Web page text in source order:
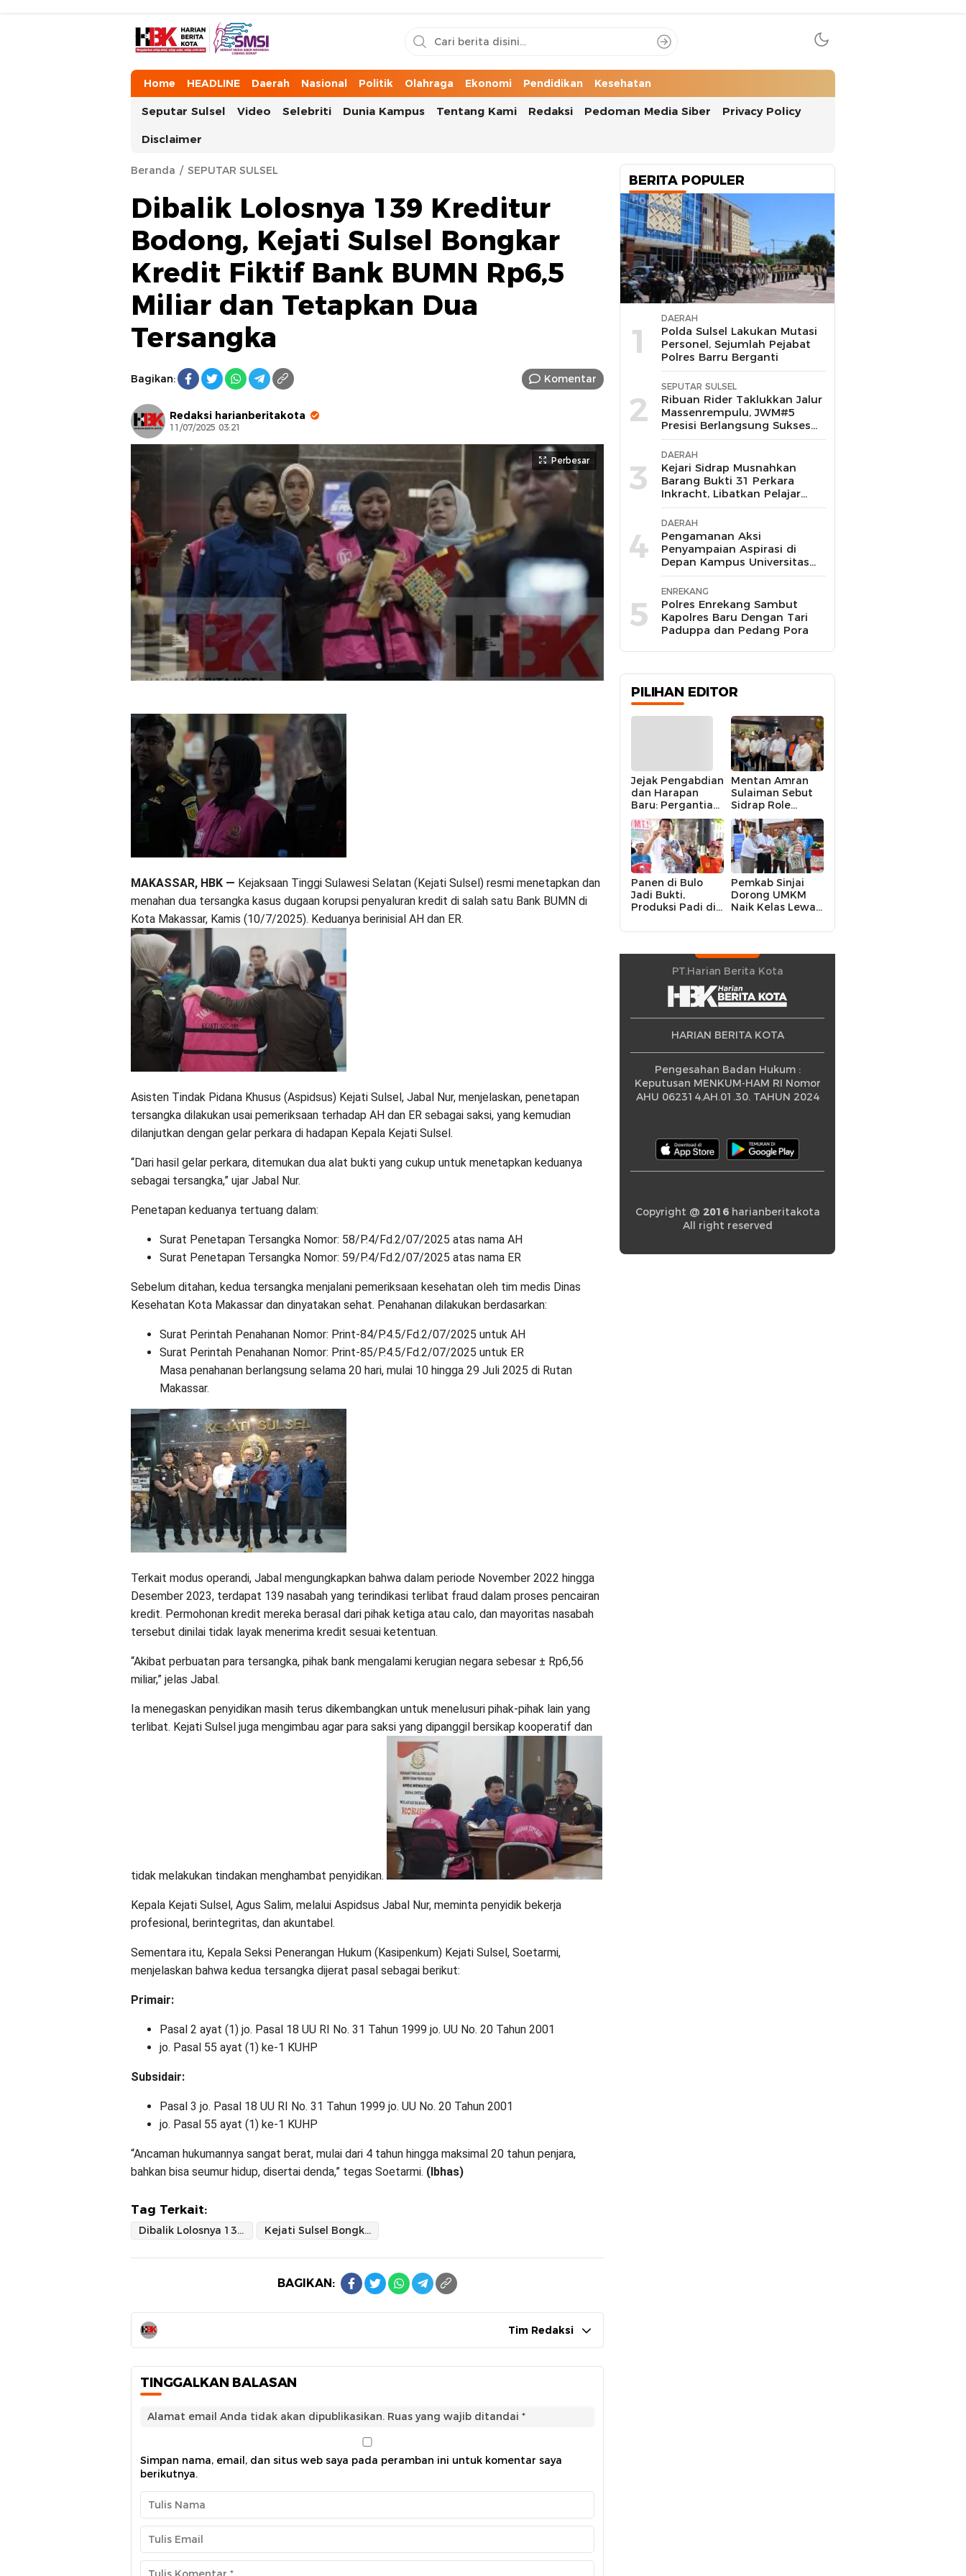
HarianBeritaKota
Mengabarkan Setiap Detil, Sudut, dan Cerita Kota
Home HEADLINE Daerah Nasional Politik Olahraga Ekonomi Pendidikan Kesehatan
Seputar Sulsel Video Selebriti Dunia Kampus Tentang Kami Redaksi Pedoman Media Siber Privacy Policy
Disclaimer
Beranda SEPUTAR SULSEL
Dibalik Lolosnya 139 Kreditur
Bodong, Kejati Sulsel Bongkar
Kredit Fiktif Bank BUMN Rp6,5
Miliar dan Tetapkan Dua
Tersangka
Bagikan: Komentar
Redaksi harianberitakota
11/07/2025 03:21
Perbesar
MAKASSAR, HBK — Kejaksaan Tinggi Sulawesi Selatan (Kejati Sulsel) resmi menetapkan dan
menahan dua tersangka kasus dugaan korupsi penyaluran kredit di salah satu Bank BUMN di
Kota Makassar, Kamis (10/7/2025). Keduanya berinisial AH dan ER.
Asisten Tindak Pidana Khusus (Aspidsus) Kejati Sulsel, Jabal Nur, menjelaskan, penetapan
tersangka dilakukan usai pemeriksaan terhadap AH dan ER sebagai saksi, yang kemudian
dilanjutkan dengan gelar perkara di hadapan Kepala Kejati Sulsel.
“Dari hasil gelar perkara, ditemukan dua alat bukti yang cukup untuk menetapkan keduanya
sebagai tersangka,” ujar Jabal Nur.
Penetapan keduanya tertuang dalam:
Surat Penetapan Tersangka Nomor: 58/P.4/Fd.2/07/2025 atas nama AH
Surat Penetapan Tersangka Nomor: 59/P.4/Fd.2/07/2025 atas nama ER
Sebelum ditahan, kedua tersangka menjalani pemeriksaan kesehatan oleh tim medis Dinas
Kesehatan Kota Makassar dan dinyatakan sehat. Penahanan dilakukan berdasarkan:
Surat Perintah Penahanan Nomor: Print-84/P.4.5/Fd.2/07/2025 untuk AH
Surat Perintah Penahanan Nomor: Print-85/P.4.5/Fd.2/07/2025 untuk ER
Masa penahanan berlangsung selama 20 hari, mulai 10 hingga 29 Juli 2025 di Rutan
Makassar.
Terkait modus operandi, Jabal mengungkapkan bahwa dalam periode November 2022 hingga
Desember 2023, terdapat 139 nasabah yang terindikasi terlibat fraud dalam proses pencairan
kredit. Permohonan kredit mereka berasal dari pihak ketiga atau calo, dan mayoritas nasabah
tersebut dinilai tidak layak menerima kredit sesuai ketentuan.
“Akibat perbuatan para tersangka, pihak bank mengalami kerugian negara sebesar ± Rp6,56
miliar,” jelas Jabal.
Ia menegaskan penyidikan masih terus dikembangkan untuk menelusuri pihak-pihak lain yang
terlibat. Kejati Sulsel juga mengimbau agar para saksi yang dipanggil bersikap kooperatif dan
tidak melakukan tindakan menghambat penyidikan.
Kepala Kejati Sulsel, Agus Salim, melalui Aspidsus Jabal Nur, meminta penyidik bekerja
profesional, berintegritas, dan akuntabel.
Sementara itu, Kepala Seksi Penerangan Hukum (Kasipenkum) Kejati Sulsel, Soetarmi,
menjelaskan bahwa kedua tersangka dijerat pasal sebagai berikut:
Primair:
Pasal 2 ayat (1) jo. Pasal 18 UU RI No. 31 Tahun 1999 jo. UU No. 20 Tahun 2001
jo. Pasal 55 ayat (1) ke-1 KUHP
Subsidair:
Pasal 3 jo. Pasal 18 UU RI No. 31 Tahun 1999 jo. UU No. 20 Tahun 2001
jo. Pasal 55 ayat (1) ke-1 KUHP
“Ancaman hukumannya sangat berat, mulai dari 4 tahun hingga maksimal 20 tahun penjara,
bahkan bisa seumur hidup, disertai denda,” tegas Soetarmi. (Ibhas)
Tag Terkait:
Dibalik Lolosnya 139 Kreditur Bodong Kejati Sulsel Bongkar Kredit Fiktif Bank BUMN Rp6
BAGIKAN:
Tim Redaksi
TINGGALKAN BALASAN
Alamat email Anda tidak akan dipublikasikan. Ruas yang wajib ditandai *
Simpan nama, email, dan situs web saya pada peramban ini untuk komentar saya
berikutnya.
BERITA POPULER
1
DAERAH
Polda Sulsel Lakukan Mutasi
Personel, Sejumlah Pejabat
Polres Barru Berganti
2
SEPUTAR SULSEL
Ribuan Rider Taklukkan Jalur
Massenrempulu, JWM#5
Presisi Berlangsung Sukses
dan Kondusif
3
DAERAH
Kejari Sidrap Musnahkan
Barang Bukti 31 Perkara
Inkracht, Libatkan Pelajar
untuk Edukasi Bahaya
Narkoba
4
DAERAH
Pengamanan Aksi
Penyampaian Aspirasi di
Depan Kampus Universitas
Muhammadiyah Barru
Berlangsung Aman dan
Kondusif
5
ENREKANG
Polres Enrekang Sambut
Kapolres Baru Dengan Tari
Paduppa dan Pedang Pora
PILIHAN EDITOR
Jejak Pengabdian
dan Harapan
Baru: Pergantian
Kapolres Sidrap
dalam Perspektif
Karier Dua
Perwira
Mentan Amran
Sulaiman Sebut
Sidrap Role
Model Nasional
dalam Menjaga
Stabilitas Harga
Telur
Panen di Bulo
Jadi Bukti,
Produksi Padi di
Kecamatan
Rekor
Peningkatan
Pemkab Sinjai
Dorong UMKM
Naik Kelas Lewat
Strategis
PT.Harian Berita Kota
HARIAN BERITA KOTA
Pengesahan Badan Hukum :
Keputusan MENKUM-HAM RI Nomor
AHU 062314.AH.01.30. TAHUN 2024
Copyright @ 2016harianberitakota
All right reserved